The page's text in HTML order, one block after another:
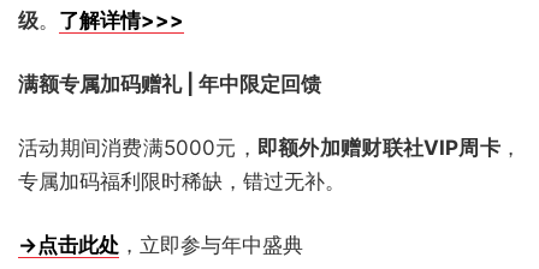
级。 了解详情>>>
满额专属加码赠礼 | 年中限定回馈
活动期间消费满5000元， 即额外加赠财联社VIP周卡 ，
专属加码福利限时稀缺，错过无补。
→点击此处 ，立即参与年中盛典